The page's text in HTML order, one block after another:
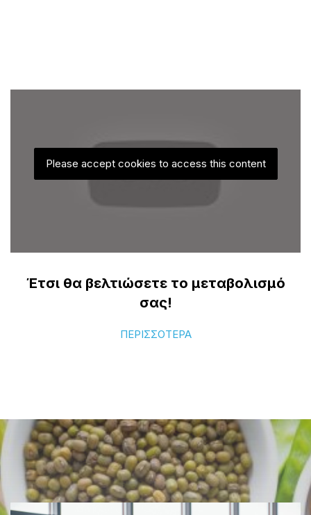
Please accept cookies to access this content
Έτσι θα βελτιώσετε το μεταβολισμό
σας!
ΠΕΡΙΣΣΟΤΕΡΑ